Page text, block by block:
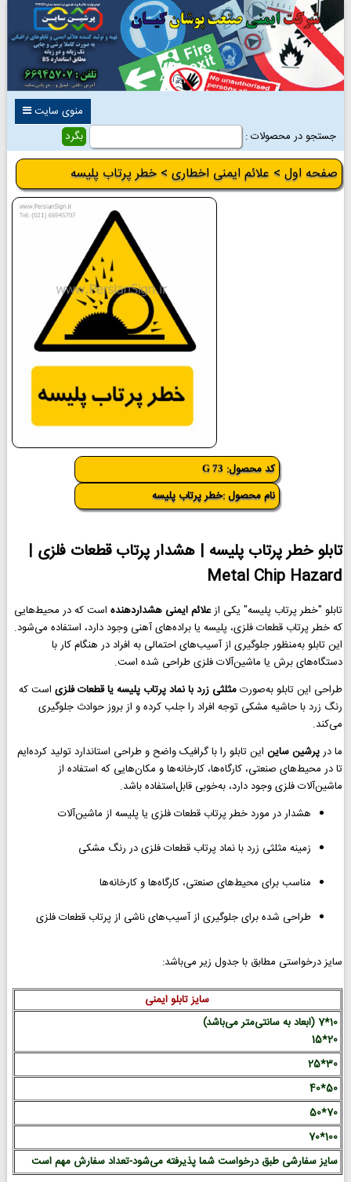
منوی سایت
جستجو در محصولات :
صفحه اول > علائم ایمنی اخطاری > خطر پرتاب پلیسه
کد محصول: G 73
نام محصول :خطر پرتاب پلیسه
تابلو خطر پرتاب پلیسه | هشدار پرتاب قطعات فلزی |
Metal Chip Hazard
تابلو "خطر پرتاب پلیسه" یکی ازعلائم ایمنی هشداردهنده است که در محیط‌هایی
که خطر پرتاب قطعات فلزی، پلیسه یا براده‌های آهنی وجود دارد، استفاده می‌شود.
این تابلو به‌منظور جلوگیری از آسیب‌های احتمالی به افراد در هنگام کار با
دستگاه‌های برش یا ماشین‌آلات فلزی طراحی شده است.
طراحی این تابلو به‌صورتمثلثی زرد با نماد پرتاب پلیسه یا قطعات فلزی است که
رنگ زرد با حاشیه مشکی توجه افراد را جلب کرده و از بروز حوادث جلوگیری
می‌کند.
ما درپرشین ساین این تابلو را با گرافیک واضح و طراحی استاندارد تولید کرده‌ایم
تا در محیط‌های صنعتی، کارگاه‌ها، کارخانه‌ها و مکان‌هایی که استفاده از
ماشین‌آلات فلزی وجود دارد، به‌خوبی قابل‌استفاده باشد.
هشدار در مورد خطر پرتاب قطعات فلزی یا پلیسه از ماشین‌آلات
زمینه مثلثی زرد با نماد پرتاب قطعات فلزی در رنگ مشکی
مناسب برای محیط‌های صنعتی، کارگاه‌ها و کارخانه‌ها
طراحی شده برای جلوگیری از آسیب‌های ناشی از پرتاب قطعات فلزی
سایز درخواستی مطابق با جدول زیر می‌باشد:
سایز تابلو ایمنی
10*7 (ابعاد به سانتی‌متر می‌باشد)
20*15
30*25
50*40
70*50
100*70
سایز سفارشی طبق درخواست شما پذیرفته می‌شود-تعداد سفارش مهم است